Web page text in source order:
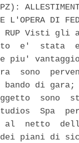
PZ):
E L'OPERA DI
RUP Visti gli
e'  stata
piu'
sono
di
sono
Spa
al  netto
piani di